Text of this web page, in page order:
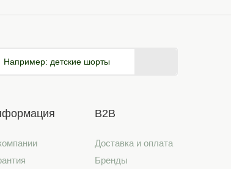
Например: детские шорты
B2B
Доставка и оплата
Бренды